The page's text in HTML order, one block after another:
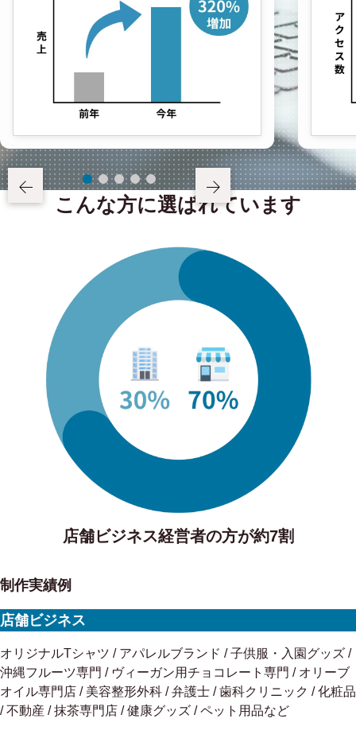
こんな方に選ばれています
店舗ビジネス経営者の方が約7割
制作実績例
店舗ビジネス
オリジナルTシャツ / アパレルブランド / 子供服・入園グッズ /
沖縄フルーツ専門 / ヴィーガン用チョコレート専門 / オリーブ
オイル専門店 / 美容整形外科 / 弁護士 / 歯科クリニック / 化粧品
/ 不動産 / 抹茶専門店 / 健康グッズ / ペット用品など